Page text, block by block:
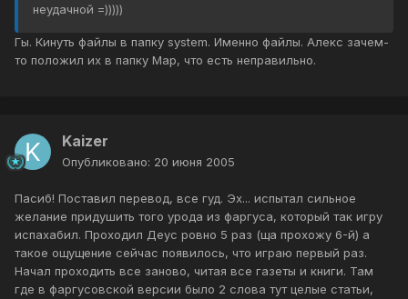
неудачной =)))))
Гы. Кинуть файлы в папку system. Именно файлы. Алекс зачем-
то положил их в папку Map, что есть неправильно.
Kaizer
Опубликовано: 20 июня 2005
Пасиб! Поставил перевод, все гуд. Эх... испытал сильное
желание придушить того урода из фаргуса, который так игру
испахабил. Проходил Деус ровно 5 раз (ща прохожу 6-й) а
такое ощущение сейчас появилось, что играю первый раз.
Начал проходить все заново, читая все газеты и книги. Там
где в фаргусовской версии было 2 слова тут целые статьи,